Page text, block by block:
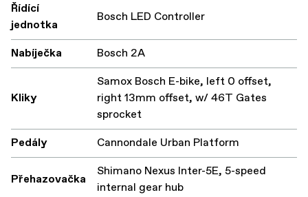
Řídící
jednotka
Bosch LED Controller
Nabíječka Bosch 2A
Kliky
Samox Bosch E-bike, left 0 offset,
right 13mm offset, w/ 46T Gates
sprocket
Pedály
Cannondale Urban Platform
Přehazovačka
Shimano Nexus Inter-5E, 5-speed
internal gear hub